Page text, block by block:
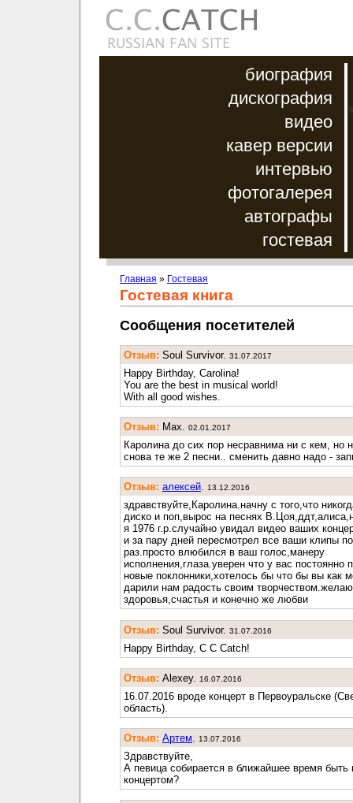
биография
дискография
видео
кавер версии
интервью
фотогалерея
автографы
гостевая
Главная » Гостевая
Гостевая книга
Сообщения посетителей
Отзыв: Soul Survivor. 31.07.2017
Happy Birthday, Carolina!
You are the best in musical world!
With all good wishes.
Отзыв: Max. 02.01.2017
Каролина до сих пор несравнима ни с кем, но
снова те же 2 песни.. сменить давно надо -
Отзыв: алексей. 13.12.2016
здравствуйте,Каролина.начну с того,что
диско и поп,вырос на песнях
я 1976 г.р.случайно увидал видео ваших
и за пару дней пересмотрел все ваши клипы
раз.просто влюбился в ваш голос,манеру
исполнения,глаза.уверен что у вас постоянно
новые поклонники,хотелось бы что бы вы как
дарили нам радость своим
здоровья,счастья и конечно же любви
Отзыв: Soul Survivor. 31.07.2016
Happy Birthday, C C Catch!
Отзыв: Alexey. 16.07.2016
16.07.2016 вроде концерт в Первоуральске
область).
Отзыв: Артем. 13.07.2016
Здравствуйте,
А певица собирается в ближайшее время быть
концертом?